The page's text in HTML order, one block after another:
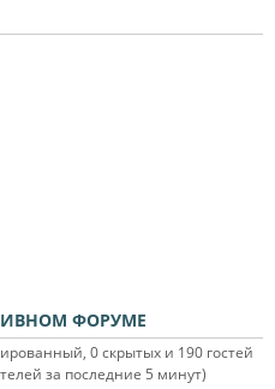
ФОРУМЕ
0 скрытых и 190 гостей
за последние 5 минут)